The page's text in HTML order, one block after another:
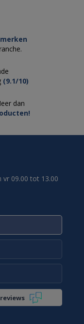
(9.1/10)
dan
09.00 tot 13.00
reviews